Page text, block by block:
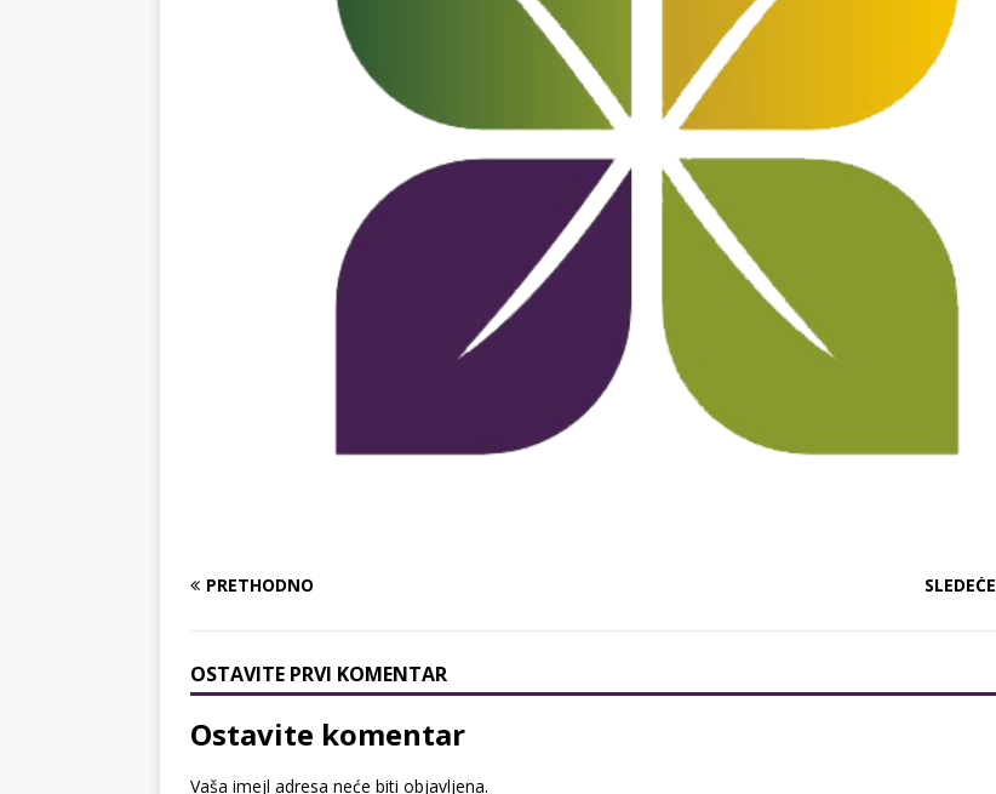
PRETHODNO SLEDEĆE
OSTAVITE PRVI KOMENTAR
Ostavite komentar
Vaša imejl adresa neće biti objavljena.